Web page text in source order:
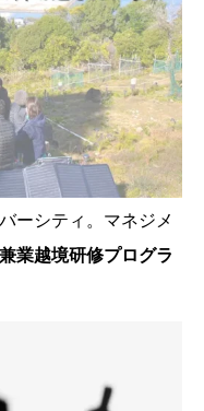
ーシティ。マネジメ
業越境研修プログラ